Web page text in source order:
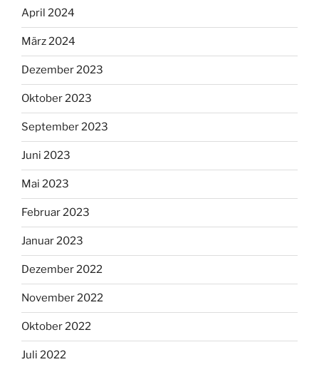
April 2024
März 2024
Dezember 2023
Oktober 2023
September 2023
Juni 2023
Mai 2023
Februar 2023
Januar 2023
Dezember 2022
November 2022
Oktober 2022
Juli 2022